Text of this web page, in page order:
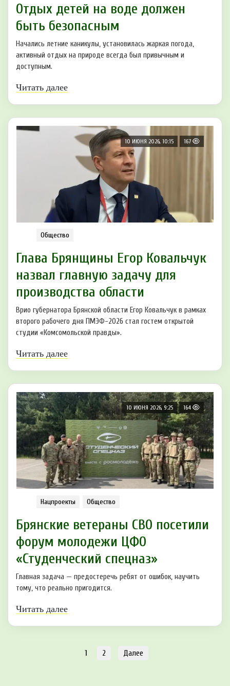
Отдых детей на воде должен
быть безопасным
Начались летние каникулы, установилась жаркая погода,
активный отдых на природе всегда был привычным и
доступным.
Читать далее
10 ИЮНЯ 2026, 10:15 167
Общество
Глава Брянщины Егор Ковальчук
назвал главную задачу для
производства области
Врио губернатора Брянской области Егор Ковальчук в рамках
второго рабочего дня ПМЭФ-2026 стал гостем открытой
студии «Комсомольской правды».
Читать далее
10 ИЮНЯ 2026, 9:25 164
Нацпроекты Общество
Брянские ветераны СВО посетили
форум молодежи ЦФО
«Студенческий спецназ»
Главная задача — предостеречь ребят от ошибок, научить
тому, что реально пригодится.
Читать далее
1 2 Далее